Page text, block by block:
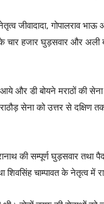
जीवादादा, गोपालराव
चार हजार घुड़सवार और अली
और डी बोयने मराठों की
सेना को उत्तर से दक्षिण
की सम्पूर्ण घुड़सवार
चाम्पावत के नेतृत्व में